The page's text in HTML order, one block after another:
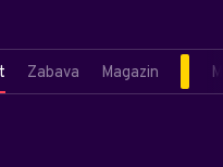
Zabava Magazin